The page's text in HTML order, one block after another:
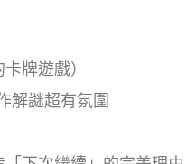
牌遊戲）
解謎超有氛圍